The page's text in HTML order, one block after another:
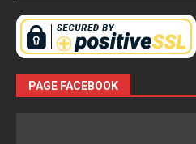
PAGE FACEBOOK